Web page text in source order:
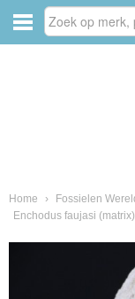
Home › Fossielen
Enchodus faujasi (matrix)
van fossielen en